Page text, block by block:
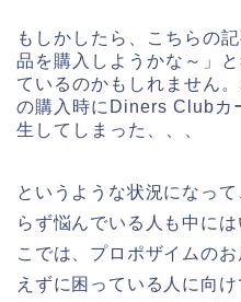
もしかしたら、こちらの
品を購入しようかな～」
ているのかもしれません
の購入時にDiners Clubカ
生してしまった、、、
というような状況になっ
らず悩んでいる人も中に
こでは、プロポザイムの
えずに困っている人に向